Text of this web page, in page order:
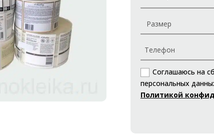
Соглашаюсь на
персональных
Политикой